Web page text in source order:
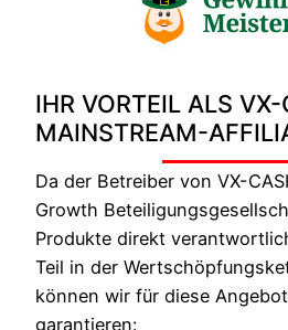
IHR VORTEIL ALS
MAINSTREAM-
Da der Betreiber von VX-
Growth
Produkte direkt
Teil in der
können wir für diese
garantieren: